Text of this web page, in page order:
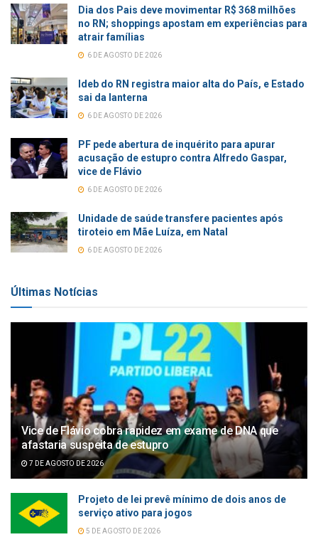
Dia dos Pais deve movimentar R$ 368 milhões
no RN; shoppings apostam em experiências para
atrair famílias
6 DE AGOSTO DE 2026
Ideb do RN registra maior alta do País, e Estado
sai da lanterna
6 DE AGOSTO DE 2026
PF pede abertura de inquérito para apurar
acusação de estupro contra Alfredo Gaspar,
vice de Flávio
6 DE AGOSTO DE 2026
Unidade de saúde transfere pacientes após
tiroteio em Mãe Luíza, em Natal
6 DE AGOSTO DE 2026
Últimas Notícias
Vice de Flávio cobra rapidez em exame de DNA que
afastaria suspeita de estupro
7 DE AGOSTO DE 2026
Projeto de lei prevê mínimo de dois anos de
serviço ativo para jogos
5 DE AGOSTO DE 2026